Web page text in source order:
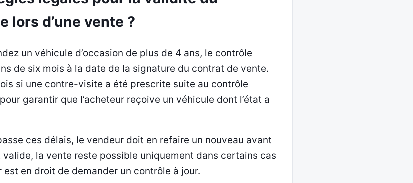
lors d’une vente ?
un véhicule d’occasion de plus de 4 ans, le contrôle
de six mois à la date de la signature du contrat de vente.
si une contre-visite a été prescrite suite au contrôle
garantir que l’acheteur reçoive un véhicule dont l’état a
ces délais, le vendeur doit en refaire un nouveau avant
la vente reste possible uniquement dans certains cas
est en droit de demander un contrôle à jour.